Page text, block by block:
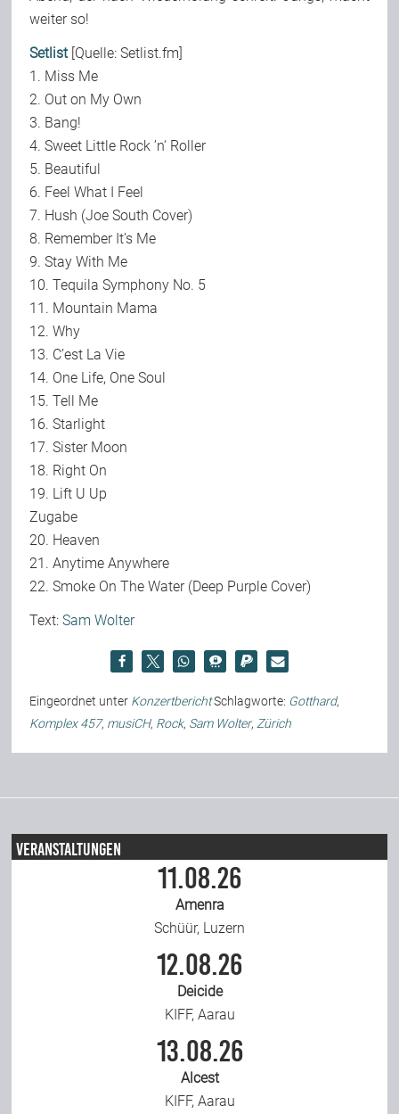
weiter so!
Setlist[Quelle: Setlist.fm]
1. Miss Me
2. Out on My Own
3. Bang!
4. Sweet Little Rock ’n‘ Roller
5. Beautiful
6. Feel What I Feel
7. Hush (Joe South Cover)
8. Remember It’s Me
9. Stay With Me
10. Tequila Symphony No. 5
11. Mountain Mama
12. Why
13. C’est La Vie
14. One Life, One Soul
15. Tell Me
16. Starlight
17. Sister Moon
18. Right On
19. Lift U Up
Zugabe
20. Heaven
21. Anytime Anywhere
22. Smoke On The Water (Deep Purple Cover)
Text:Sam Wolter
Eingeordnet unter KonzertberichtSchlagworte: Gotthard,
Komplex 457, musiCH, Rock, Sam Wolter, Zürich
Veranstaltungen
11.08.26
Amenra
Schüür, Luzern
12.08.26
Deicide
KIFF, Aarau
13.08.26
Alcest
KIFF, Aarau